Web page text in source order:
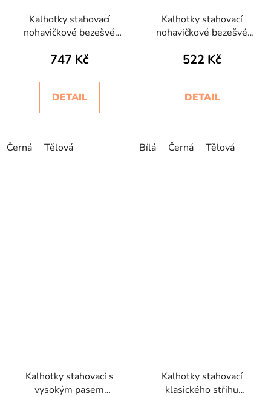
Kalhotky stahovací
nohavičkové bezešvé
Invisibile
747 Kč
DETAIL
Černá Tělová
Kalhotky stahovací
nohavičkové bezešvé
Intimidea
522 Kč
DETAIL
Bílá Černá Tělová
Kalhotky stahovací s
vysokým pasem
Kalhotky stahovací
klasického střihu